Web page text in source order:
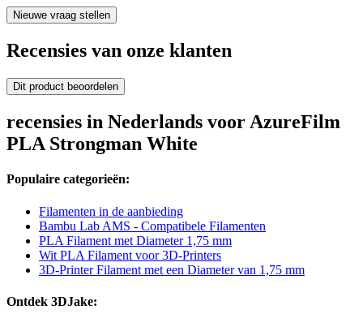
Nieuwe vraag stellen
Recensies van onze klanten
Dit product beoordelen
recensies in Nederlands voor AzureFilm
PLA Strongman White
Populaire categorieën:
Filamenten in de aanbieding
Bambu Lab AMS - Compatibele Filamenten
PLA Filament met Diameter 1,75 mm
Wit PLA Filament voor 3D-Printers
3D-Printer Filament met een Diameter van 1,75 mm
Ontdek 3DJake: